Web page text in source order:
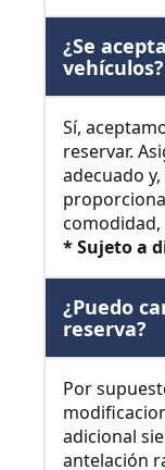
¿Se
vehículos?
Sí,
reservar.
adecuado
comodidad,
* Sujeto a
¿Puedo
reserva?
Por
adicional
antelación